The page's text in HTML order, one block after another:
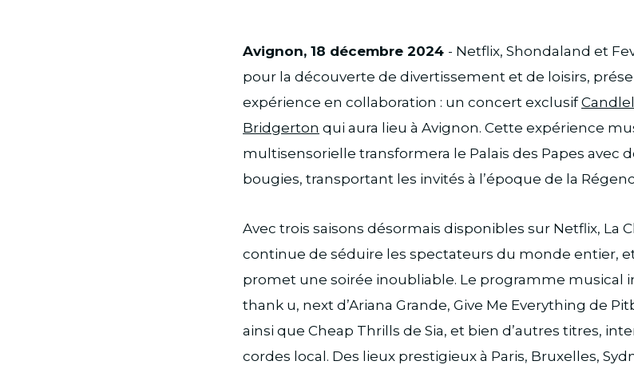
Avignon, 18 décembre 2024 - Netflix, Shondaland et
pour la découverte de divertissement et de loisirs,
expérience en collaboration : un concert exclusif
Bridgerton qui aura lieu à Avignon. Cette expérience
multisensorielle transformera le Palais des Papes avec
bougies, transportant les invités à l’époque de la
Avec trois saisons désormais disponibles sur Netflix, La
continue de séduire les spectateurs du monde entier,
promet une soirée inoubliable. Le programme musical
thank u, next d’Ariana Grande, Give Me Everything de
ainsi que Cheap Thrills de Sia, et bien d’autres titres,
cordes local. Des lieux prestigieux à Paris, Bruxelles,